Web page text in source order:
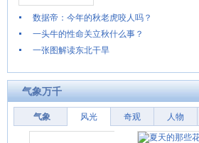
数据帝：今年的秋老虎咬人吗？
一头牛的性命关立秋什么事？
一张图解读东北干旱
气象万千
气象 风光 奇观 人物